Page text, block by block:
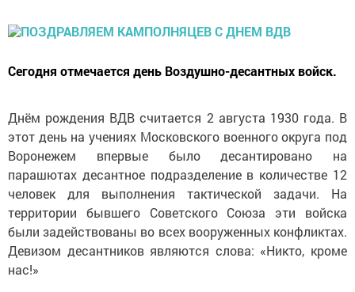
Сегодня отмечается день Воздушно-десантных войск.
Днём рождения ВДВ считается 2 августа 1930 года. В
этот день на учениях Московского военного округа под
Воронежем впервые было десантировано на
парашютах десантное подразделение в количестве 12
человек для выполнения тактической задачи. На
территории бывшего Советского Союза эти войска
были задействованы во всех вооруженных конфликтах.
Девизом десантников являются слова: «Никто, кроме
нас!»